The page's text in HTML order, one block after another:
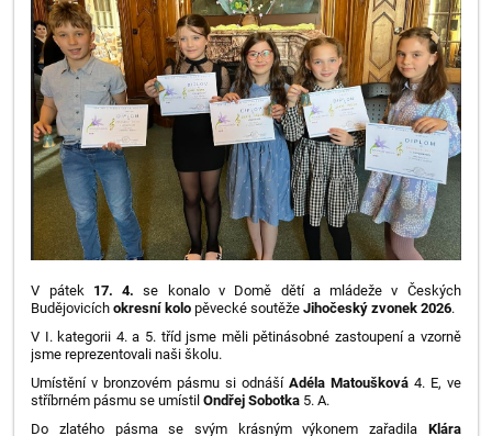
V pátek 17. 4. se konalo v Domě dětí a mládeže v Českých
Budějovicíchokresní kolo pěvecké soutěžeJihočeskýzvonek 2026.
V I. kategorii 4. a 5. tříd jsme měli pětinásobné zastoupení a vzorně
jsme reprezentovali naši školu.
Umístění v bronzovém pásmu si odnáší Adéla Matoušková 4. E, ve
stříbrném pásmu se umístilOndřej Sobotka 5. A.
Do zlatého pásma se svým krásným výkonem zařadila Klára